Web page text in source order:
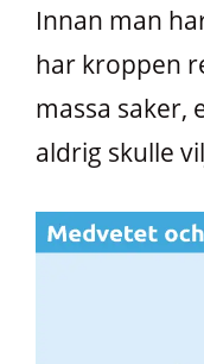
Innan man
har kroppen
massa saker,
aldrig skulle